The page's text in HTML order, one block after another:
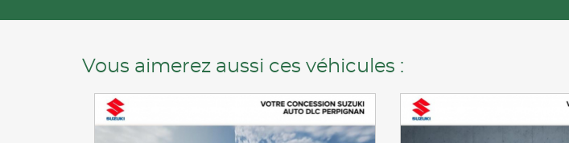
Vous aimerez aussi ces véhicules :